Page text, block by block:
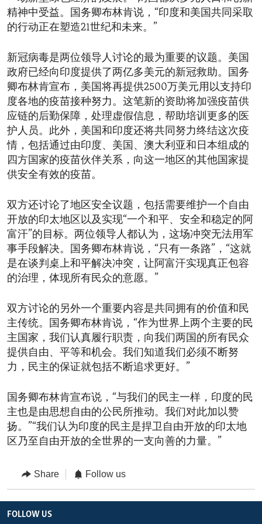
精神中受益。国务卿布林肯说，“印度和美国共同采取
的行动正在塑造21世纪和未来。”
新冠病毒是两位领导人讨论的最为重要的议题。美国
政府已经向印度提供了两亿多美元的新冠救助。国务
卿布林肯宣布，美国将再提供2500万美元用以支持印
度各地的疫苗接种努力。这笔新的资助将加强疫苗供
应链的后勤保障，处理虚假信息，帮助培训更多的医
护人员。此外，美国和印度还将共同努力终结这次疫
情，包括通过由印度、美国、澳大利亚和日本组成的
四方国家的疫苗伙伴关系，向这一地区的其他国家提
供安全有效的疫苗。
双方还讨论了地区安全议题，包括需要维护一个自由
开放的印太地区以及实现“一个和平、安全和稳定的阿
富汗”的目标。两位领导人都认为，这场冲突无法用军
事手段解决。国务卿布林肯说，“只有一条路”，“这就
是在谈判桌上和平解决冲突，让阿富汗实现真正包容
的治理，体现所有民众的意愿。”
双方讨论的另外一个重要内容是共同拥有的价值和民
主传统。国务卿布林肯说，“作为世界上两个主要的民
主国家，我们认真履行职责，向我们两国的所有民众
提供自由、平等和机会。我们知道我们必须不断努
力，民主的保证就包括不断追求更好。”
国务卿布林肯宣布说，“与我们的民主一样，印度的民
主也是由思想自由的公民所推动。我们对此加以赞
扬。”“我们认为印度的民主是捍卫自由开放的印太地
区乃至自由开放的全世界的一支向善的力量。”
Share Follow us
FOLLOW US